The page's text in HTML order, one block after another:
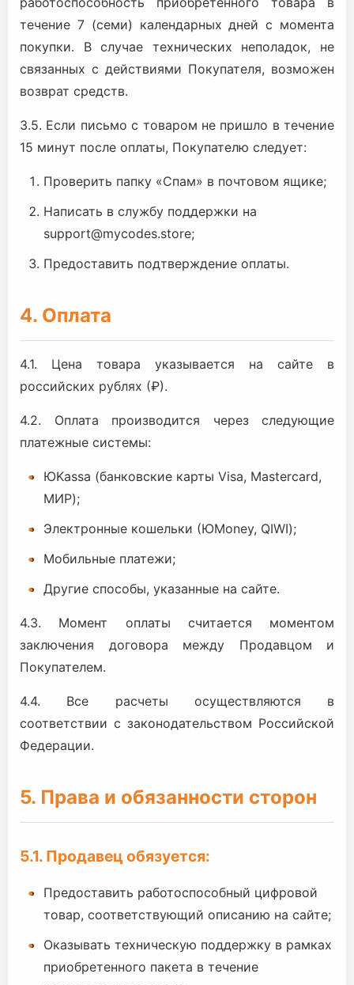
течение 7 (семи) календарных дней с момента
покупки. В случае технических неполадок, не
связанных с действиями Покупателя, возможен
возврат средств.
3.5. Если письмо с товаром не пришло в течение
15 минут после оплаты, Покупателю следует:
Проверить папку «Спам» в почтовом ящике;
Написать в службу поддержки на
support@mycodes.store;
Предоставить подтверждение оплаты.
4. Оплата
4.1. Цена товара указывается на сайте в
российских рублях (₽).
4.2. Оплата производится через следующие
платежные системы:
ЮKassa (банковские карты Visa, Mastercard,
МИР);
Электронные кошельки (ЮMoney, QIWI);
Мобильные платежи;
Другие способы, указанные на сайте.
4.3. Момент оплаты считается моментом
заключения договора между Продавцом и
Покупателем.
4.4. Все расчеты осуществляются в
соответствии с законодательством Российской
Федерации.
5. Права и обязанности сторон
5.1. Продавец обязуется:
Предоставить работоспособный цифровой
товар, соответствующий описанию на сайте;
Оказывать техническую поддержку в рамках
приобретенного пакета в течение